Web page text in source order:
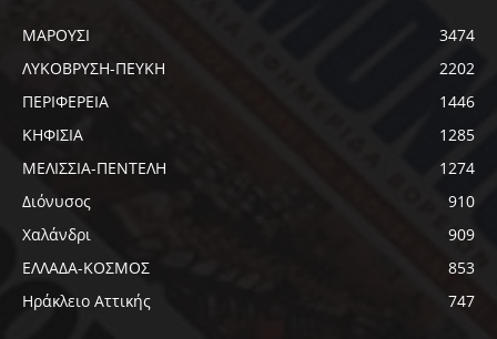
ΜΑΡΟΥΣΙ
3474
ΛΥΚΟΒΡΥΣΗ-ΠΕΥΚΗ
2202
ΠΕΡΙΦΕΡΕΙΑ
1446
ΚΗΦΙΣΙΑ
1285
ΜΕΛΙΣΣΙΑ-ΠΕΝΤΕΛΗ
1274
Διόνυσος
910
Χαλάνδρι
909
ΕΛΛΑΔΑ-ΚΟΣΜΟΣ
853
Ηράκλειο Αττικής
747